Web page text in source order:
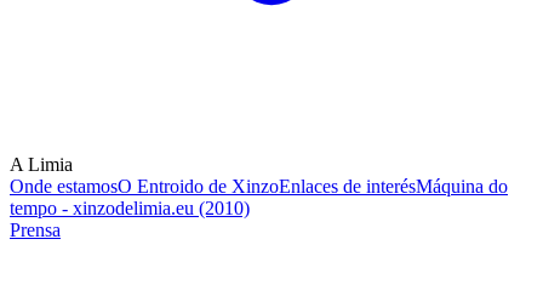
A Limia
Onde estamosO Entroido de XinzoEnlaces de interésMáquina do
tempo - xinzodelimia.eu (2010)
Prensa